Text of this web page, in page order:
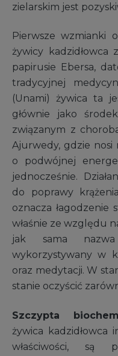
zielarskim jest
Pierwsze wzmianki
żywicy kadzidłowca
papirusie Ebersa,
tradycyjnej
(Unami) żywica ta
głównie jako
związanym z
Ajurwedy, gdzie nosi
o podwójnej
jednocześnie.
do poprawy
oznacza łagodzenie
właśnie ze względu
jak sama
wykorzystywany w
oraz medytacji. W
stanie oczyścić
Szczypta
żywica kadzidłowca
właściwości, są